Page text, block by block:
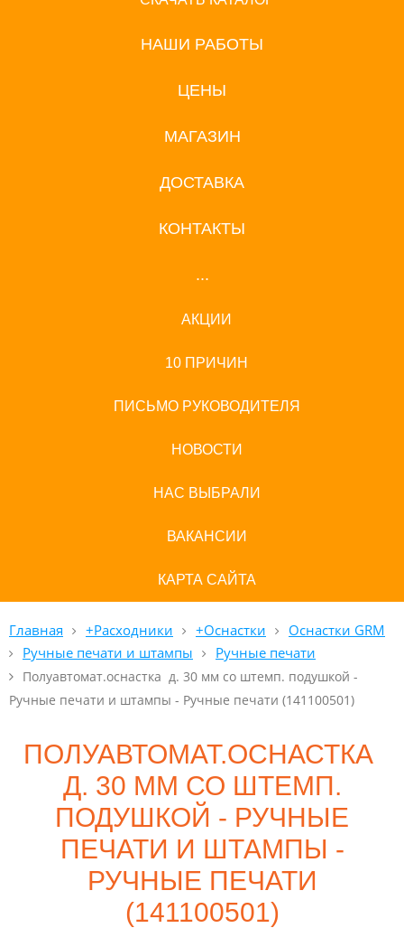
НАШИ РАБОТЫ
ЦЕНЫ
МАГАЗИН
ДОСТАВКА
КОНТАКТЫ
...
АКЦИИ
10 ПРИЧИН
ПИСЬМО РУКОВОДИТЕЛЯ
НОВОСТИ
НАС ВЫБРАЛИ
ВАКАНСИИ
КАРТА САЙТА
Главная +Расходники +Оснастки
Оснастки GRM
Ручные печати и штампы
Ручные печати
Полуавтомат.оснастка д. 30 мм со штемп. подушкой -
Ручные печати и штампы - Ручные печати (141100501)
ПОЛУАВТОМАТ.ОСНАСТКА
Д. 30 ММ СО ШТЕМП.
ПОДУШКОЙ - РУЧНЫЕ
ПЕЧАТИ И ШТАМПЫ -
РУЧНЫЕ ПЕЧАТИ
(141100501)